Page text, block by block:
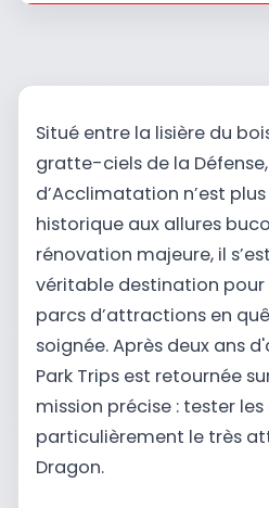
Situé entre la lisière du
gratte-ciels de la
d’Acclimatation n’est
historique aux allures
rénovation majeure, il
véritable destination
parcs d’attractions en
soignée. Après deux ans
Park Trips est retournée
mission précise : tester
particulièrement le très
Dragon.